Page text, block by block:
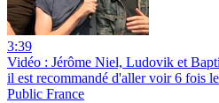
3:39
Vidéo : Jérôme Niel, Ludovik et
il est recommandé d'aller voir 6 fois
Public France